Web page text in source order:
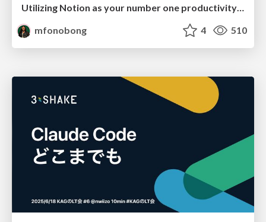
Utilizing Notion as your number one productivity tool
mfonobong
4 510